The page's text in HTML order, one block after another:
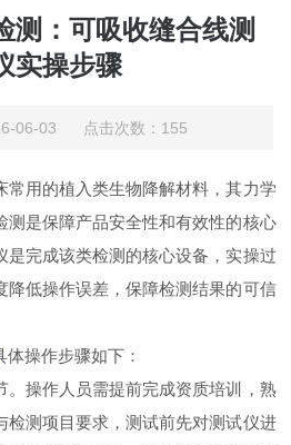
测：可吸收缝合线测
实操步骤
06-03 点击次数：155
用的植入类生物降解材料，其力学
测是保障产品安全性和有效性的核心
是完成该类检测的核心设备，实操过
降低操作误差，保障检测结果的可信
体操作步骤如下：
操作人员需提前完成资质培训，熟
检测项目要求，测试前先对测试仪进